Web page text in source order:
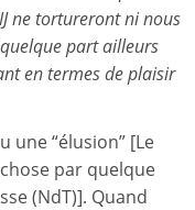
ne tortureront ni nous
part ailleurs
en termes de plaisir
une “élusion” [Le
par quelque
(NdT)]. Quand